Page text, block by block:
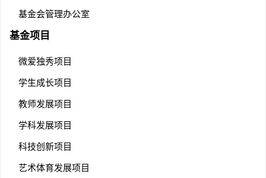
基金会管理办公室
基金项目
微爱独秀项目
学生成长项目
教师发展项目
学科发展项目
科技创新项目
艺术体育发展项目